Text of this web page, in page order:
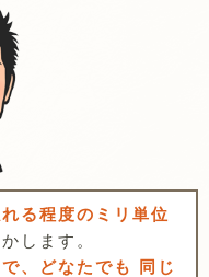
る程度のミリ単位
します。
、どなたでも 同じ